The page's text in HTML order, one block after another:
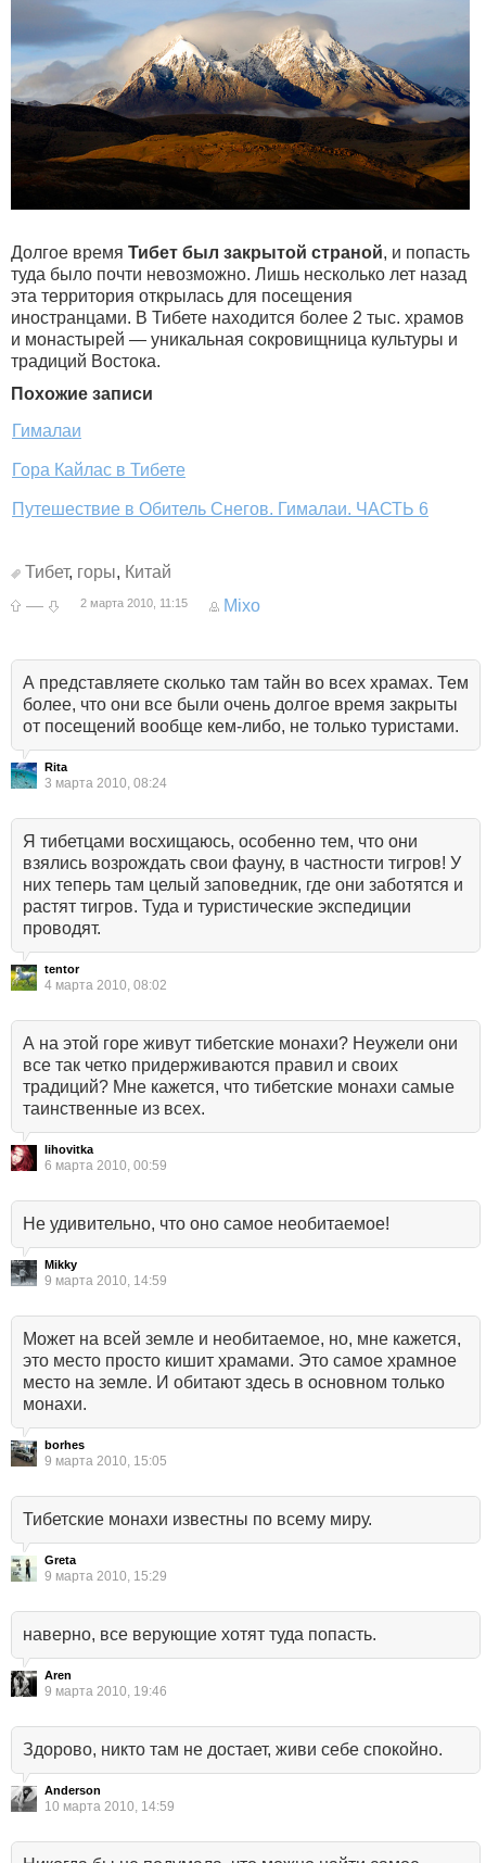
Долгое время Тибет был закрытой страной, и попасть
туда было почти невозможно. Лишь несколько лет назад
эта территория открылась для посещения
иностранцами. В Тибете находится более 2 тыс. храмов
и монастырей — уникальная сокровищница культуры и
традиций Востока.
Похожие записи
Гималаи
Гора Кайлас в Тибете
Путешествие в Обитель Снегов. Гималаи. ЧАСТЬ 6
Тибет, горы, Китай
—
2 марта 2010, 11:15 Mixo
А представляете сколько там тайн во всех храмах. Тем
более, что они все были очень долгое время закрыты
от посещений вообще кем-либо, не только туристами.
Rita
3 марта 2010, 08:24
Я тибетцами восхищаюсь, особенно тем, что они
взялись возрождать свои фауну, в частности тигров! У
них теперь там целый заповедник, где они заботятся и
растят тигров. Туда и туристические экспедиции
проводят.
tentor
4 марта 2010, 08:02
А на этой горе живут тибетские монахи? Неужели они
все так четко придерживаются правил и своих
традиций? Мне кажется, что тибетские монахи самые
таинственные из всех.
lihovitka
6 марта 2010, 00:59
Не удивительно, что оно самое необитаемое!
Mikky
9 марта 2010, 14:59
Может на всей земле и необитаемое, но, мне кажется,
это место просто кишит храмами. Это самое храмное
место на земле. И обитают здесь в основном только
монахи.
borhes
9 марта 2010, 15:05
Тибетские монахи известны по всему миру.
Greta
9 марта 2010, 15:29
наверно, все верующие хотят туда попасть.
Aren
9 марта 2010, 19:46
Здорово, никто там не достает, живи себе спокойно.
Anderson
10 марта 2010, 14:59